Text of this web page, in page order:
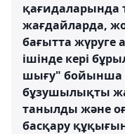
жағдайларда,
бағытта жүруге
ішінде кері
шығу" бойынша
бұзушылықты
танылды және
басқару